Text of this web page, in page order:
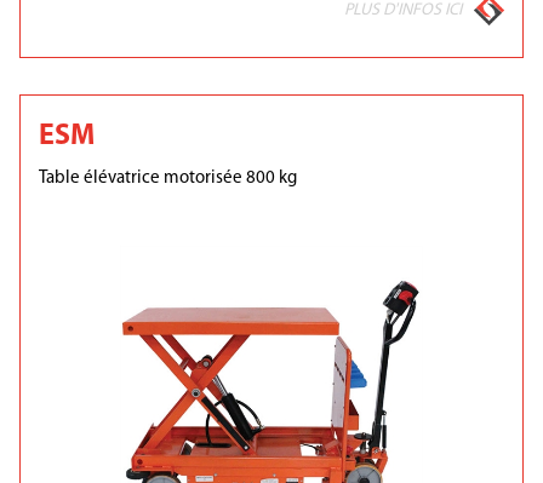
PLUS D'INFOS ICI
ESM
Table élévatrice motorisée 800 kg